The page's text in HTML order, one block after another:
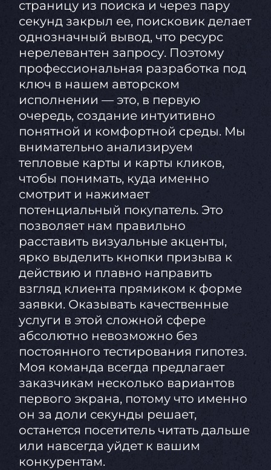
страницу из поиска и через пару
секунд закрыл ее, поисковик делает
однозначный вывод, что ресурс
нерелевантен запросу. Поэтому
профессиональная разработка под
ключ в нашем авторском
исполнении — это, в первую
очередь, создание интуитивно
понятной и комфортной среды. Мы
внимательно анализируем
тепловые карты и карты кликов,
чтобы понимать, куда именно
смотрит и нажимает
потенциальный покупатель. Это
позволяет нам правильно
расставить визуальные акценты,
ярко выделить кнопки призыва к
действию и плавно направить
взгляд клиента прямиком к форме
заявки. Оказывать качественные
услуги в этой сложной сфере
абсолютно невозможно без
постоянного тестирования гипотез.
Моя команда всегда предлагает
заказчикам несколько вариантов
первого экрана, потому что именно
он за доли секунды решает,
останется посетитель читать дальше
или навсегда уйдет к вашим
конкурентам.